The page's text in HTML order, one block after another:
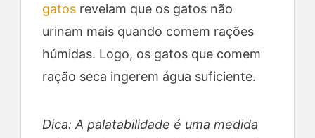
gatos revelam que os gatos não
urinam mais quando comem rações
húmidas. Logo, os gatos que comem
ração seca ingerem água suficiente.
Dica: A palatabilidade é uma medida